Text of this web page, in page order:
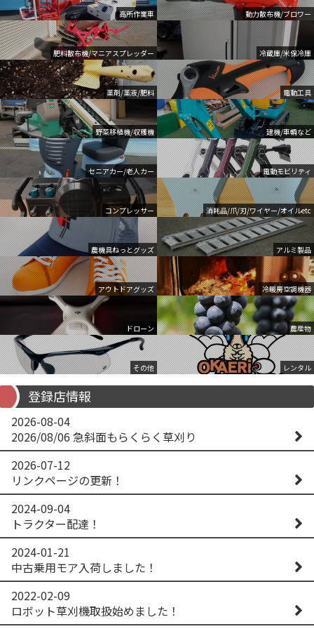
高所作業車 動力散布機/ブロワー
肥料散布機/マニアスプレッダー 冷蔵庫/米保冷庫
薬剤/薬液/肥料 電動工具
野菜移植機/収穫機 建機/車輌など
セニアカー/老人カー 電動モビリティ
コンプレッサー 消耗品/爪/刃/ワイヤー/オイルetc
農機具ねっとグッズ アルミ製品
アウトドアグッズ 冷暖房空調機器
ドローン 農産物
その他 レンタル
登録店情報
2026-08-04
2026/08/06 急斜面もらくらく草刈り
2026-07-12
リンクページの更新！
2024-09-04
トラクター配達！
2024-01-21
中古乗用モア入荷しました！
2022-02-09
ロボット草刈機取扱始めました！